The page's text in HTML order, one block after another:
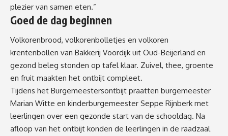
plezier van samen eten.”
Goed de dag beginnen
Volkorenbrood, volkorenbolletjes en volkoren
krentenbollen van Bakkerij Voordijk uit Oud-Beijerland en
gezond beleg stonden op tafel klaar. Zuivel, thee, groente
en fruit maakten het ontbijt compleet.
Tijdens het Burgemeestersontbijt praatten burgemeester
Marian Witte en kinderburgemeester Seppe Rijnberk met
leerlingen over een gezonde start van de schooldag. Na
afloop van het ontbijt konden de leerlingen in de raadzaal